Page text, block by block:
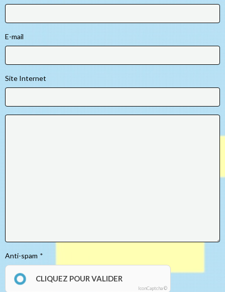
E-mail
Site Internet
Anti-spam
CLIQUEZ POUR VALIDER
IconCaptcha ©